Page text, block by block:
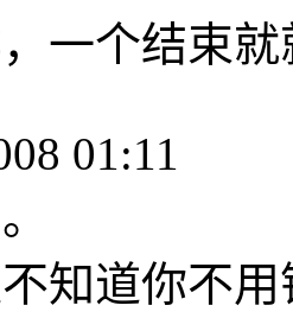
一个结束
01:11
知道你不